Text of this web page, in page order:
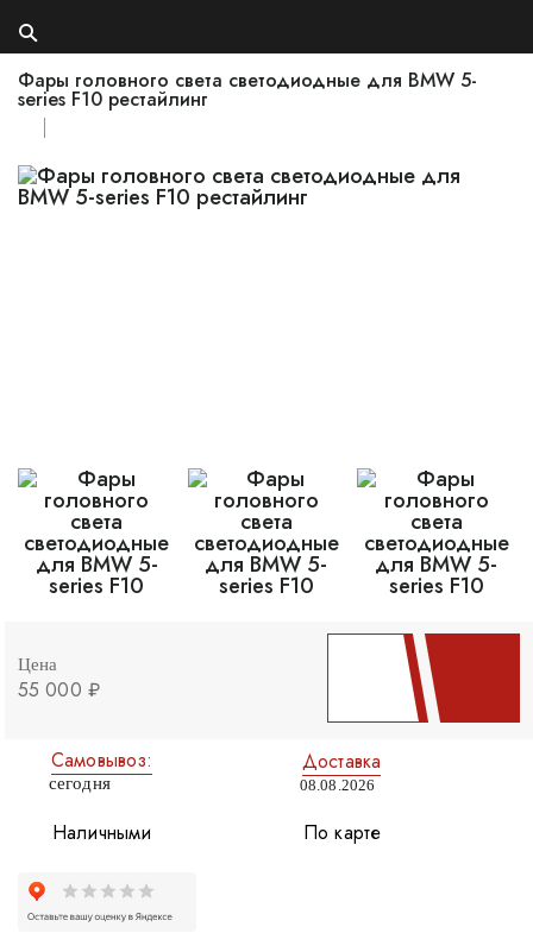
Фары головного света светодиодные для BMW 5-
series F10 рестайлинг
Цена
55 000 ₽
Самовывоз:
сегодня
Доставка
08.08.2026
Наличными По карте